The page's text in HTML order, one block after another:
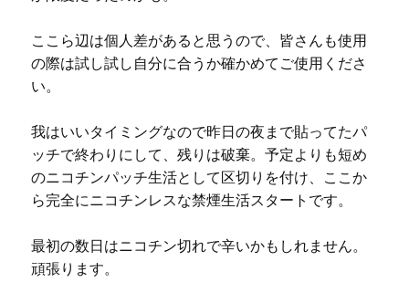
ここら辺は個人差があると思うので、皆さんも使用
の際は試し試し自分に合うか確かめてご使用くださ
い。
我はいいタイミングなので昨日の夜まで貼ってたパ
ッチで終わりにして、残りは破棄。予定よりも短め
のニコチンパッチ生活として区切りを付け、ここか
ら完全にニコチンレスな禁煙生活スタートです。
最初の数日はニコチン切れで辛いかもしれません。
頑張ります。